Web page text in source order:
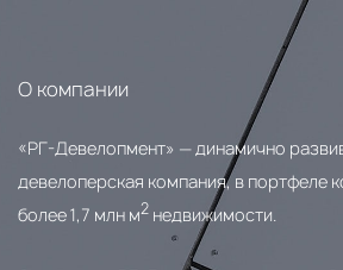
О компании
«РГ-Девелопмент» — динамично
девелоперская компания, в портфеле
более 1,7 млн м2 недвижимости.